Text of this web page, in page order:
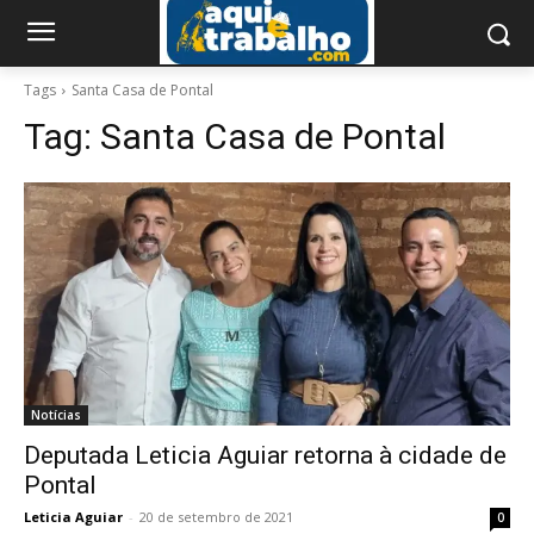
Tags Santa Casa de Pontal
Tag: Santa Casa de Pontal
Notícias
Deputada Leticia Aguiar retorna à cidade de
Pontal
Leticia Aguiar - 20 de setembro de 2021 0